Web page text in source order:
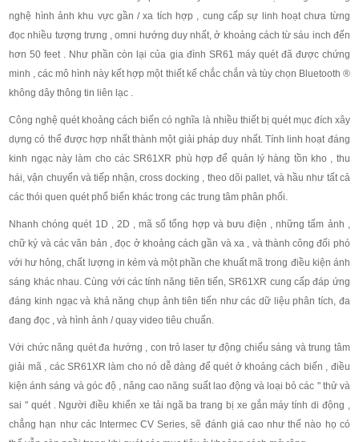
nghệ hình ảnh khu vực gần / xa tích hợp , cung cấp sự linh hoạt chưa từng
đọc nhiều tượng trưng , omni hướng duy nhất, ở khoảng cách từ sáu inch đến
hơn 50 feet . Như phần còn lại của gia đình SR61 máy quét đã được chứng
minh , các mô hình này kết hợp một thiết kế chắc chắn và tùy chọn Bluetooth ®
không dây thông tin liên lạc .
Công nghệ quét khoảng cách biến có nghĩa là nhiều thiết bị quét mục đích xây
dựng có thể được hợp nhất thành một giải pháp duy nhất. Tính linh hoạt đáng
kinh ngạc này làm cho các SR61XR phù hợp để quản lý hàng tồn kho , thu
hái, vận chuyển và tiếp nhận, cross docking , theo dõi pallet, và hầu như tất cả
các thói quen quét phổ biến khác trong các trung tâm phân phối.
Nhanh chóng quét 1D , 2D , mã số tổng hợp và bưu điện , những tấm ảnh ,
chữ ký và các văn bản , đọc ở khoảng cách gần và xa , và thành công đối phó
với hư hỏng, chất lượng in kém và một phần che khuất mã trong điều kiện ánh
sáng khác nhau. Cùng với các tính năng tiên tiến, SR61XR cung cấp đáp ứng
đáng kinh ngạc và khả năng chụp ảnh tiên tiến như các dữ liệu phân tích, đa
đang đọc , và hình ảnh / quay video tiêu chuẩn.
Với chức năng quét đa hướng , con trỏ laser tự động chiếu sáng và trung tâm
giải mã , các SR61XR làm cho nó dễ dàng để quét ở khoảng cách biến , điều
kiện ánh sáng và góc độ , nâng cao năng suất lao động và loại bỏ các " thử và
sai " quét . Người điều khiển xe tải ngã ba trang bị xe gắn máy tính di động ,
chẳng hạn như các Intermec CV Series, sẽ đánh giá cao như thế nào họ có